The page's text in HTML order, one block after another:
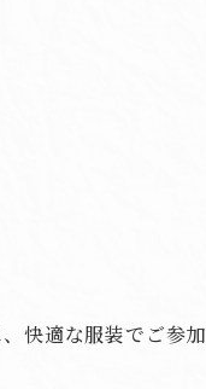
快適な服装でご参加